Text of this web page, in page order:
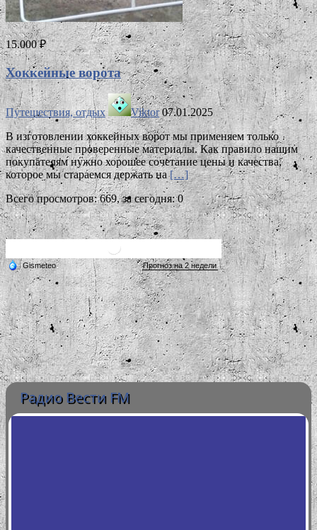
15.000 ₽
Хоккейные ворота
Путешествия, отдых Viktor 07.01.2025
В изготовлении хоккейных ворот мы применяем только
качественные проверенные материалы. Как правило нашим
покупателям нужно хорошее сочетание цены и качества,
которое мы стараемся держать на[…]
Всего просмотров: 669, за сегодня: 0
Радио Вести FM